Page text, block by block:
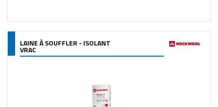
LAINE À SOUFFLER - ISOLANT
VRAC